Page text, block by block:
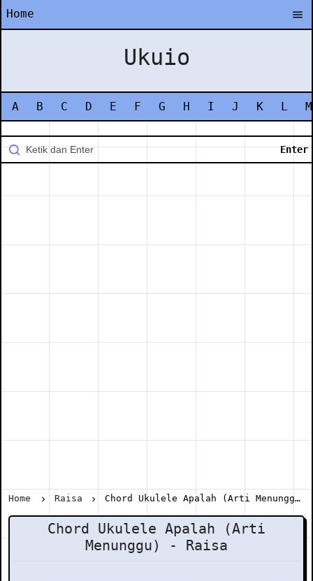
Home
Ukuio
A B C D E F G H I J K L M
Home Raisa Chord Ukulele Apalah (Arti Menunggu) - Raisa
Chord Ukulele Apalah (Arti
Menunggu) - Raisa